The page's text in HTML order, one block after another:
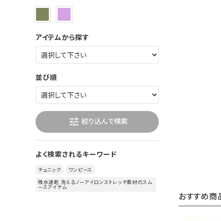
アイテムから探す
並び順
tune 絞り込んで検索
よく検索されるキーワード
チュニック
ワンピース
吸水速乾 洗えるノーアイロンストレッチ素材のスム
ースアイテム
おすすめ商